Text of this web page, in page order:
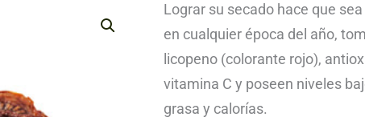
Lograr su secado hace que
en cualquier época del año,
licopeno (colorante rojo),
vitamina C y poseen niveles
grasa y calorías.